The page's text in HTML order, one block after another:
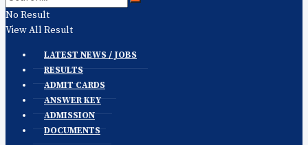
No Result
View All Result
LATEST NEWS / JOBS
RESULTS
ADMIT CARDS
ANSWER KEY
ADMISSION
DOCUMENTS